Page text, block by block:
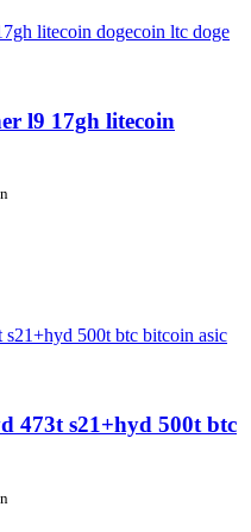
l9 17gh litecoin
473t s21+hyd 500t btc